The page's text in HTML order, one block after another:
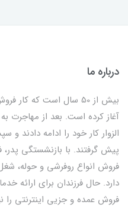
درباره ما
بیش از 50 سال است که
آغاز کرده است. بعد از مهاجرت به
الزوار کار خود را ادامه دادند
پیش گرفتند. با بازنشستگی پدر،
فروش عمده و جزیی اینترنتی را